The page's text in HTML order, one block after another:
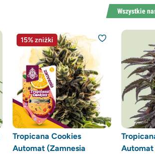
Wszystkie
15% zniżki
Tropicana Cookies
Automat (Zamnesia
Automat